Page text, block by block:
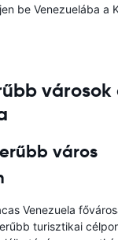
be Venezuelába a
városok
város
Venezuela
turisztikai